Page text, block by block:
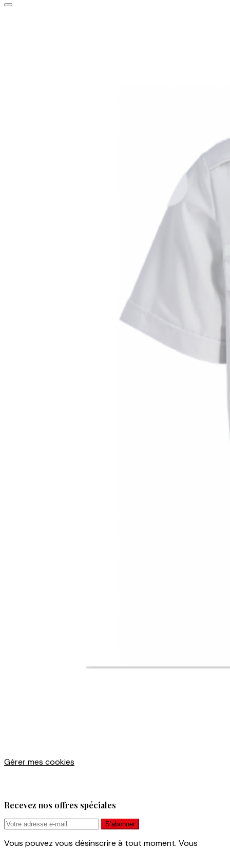
Gérer mes cookies
Recevez nos offres spéciales
Vous pouvez vous désinscrire à tout moment. Vous